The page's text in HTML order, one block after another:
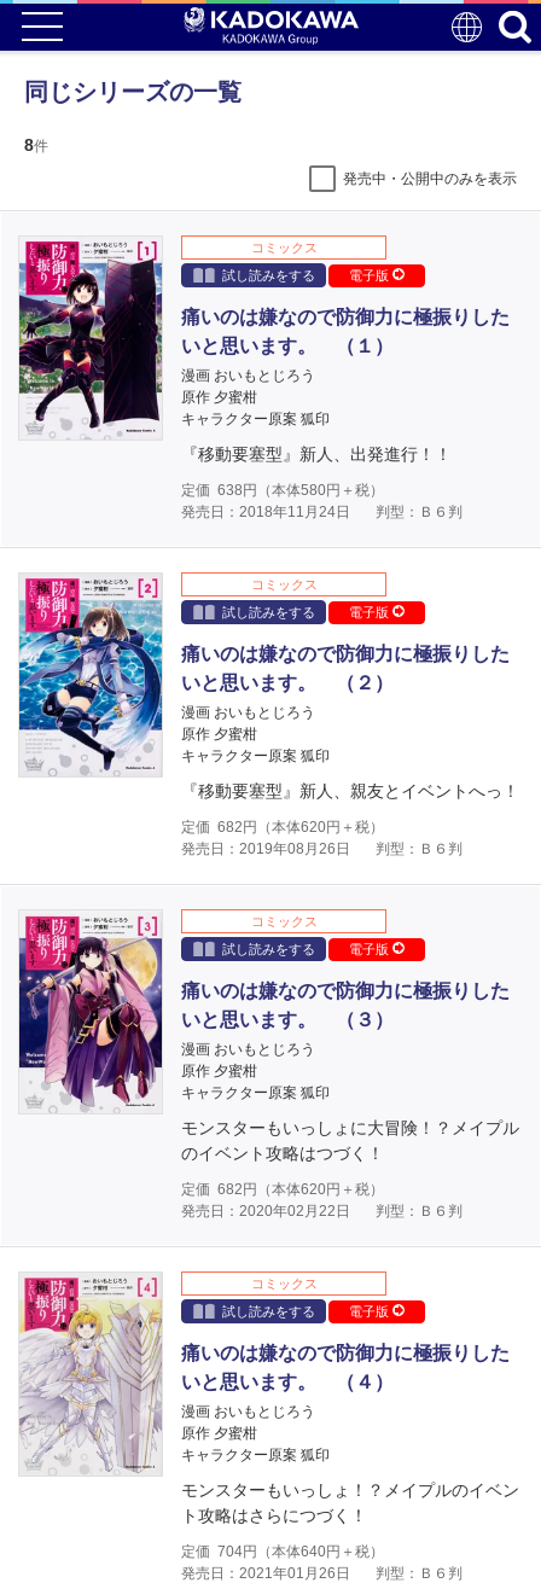
同じシリーズの一覧
8件
発売中・公開中のみを表示
コミックス
試し読みをする
電子版
痛いのは嫌なので防御力に極振りした
いと思います。 （１）
漫画 おいもとじろう
原作 夕蜜柑
キャラクター原案 狐印
『移動要塞型』新人、出発進行！！
定価 638 円（本体580円＋税）
発売日：2018年11月24日
判型：Ｂ６判
コミックス
試し読みをする
電子版
痛いのは嫌なので防御力に極振りした
いと思います。 （２）
漫画 おいもとじろう
原作 夕蜜柑
キャラクター原案 狐印
『移動要塞型』新人、親友とイベントへっ！
定価 682 円（本体620円＋税）
発売日：2019年08月26日
判型：Ｂ６判
コミックス
試し読みをする
電子版
痛いのは嫌なので防御力に極振りした
いと思います。 （３）
漫画 おいもとじろう
原作 夕蜜柑
キャラクター原案 狐印
モンスターもいっしょに大冒険！？メイプル
のイベント攻略はつづく！
定価 682 円（本体620円＋税）
発売日：2020年02月22日
判型：Ｂ６判
コミックス
試し読みをする
電子版
痛いのは嫌なので防御力に極振りした
いと思います。 （４）
漫画 おいもとじろう
原作 夕蜜柑
キャラクター原案 狐印
モンスターもいっしょ！？メイプルのイベン
ト攻略はさらにつづく！
定価 704円（本体640円＋税）
発売日：2021年01月26日
判型：Ｂ６判